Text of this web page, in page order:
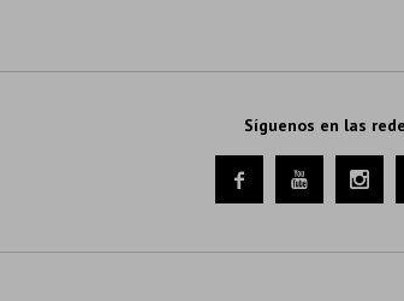
Síguenos en las
  